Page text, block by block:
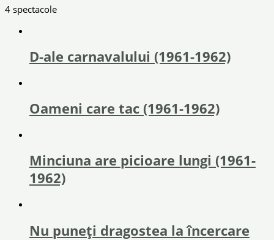
4 spectacole
D-ale carnavalului (1961-1962)
Oameni care tac (1961-1962)
Minciuna are picioare lungi (1961-
1962)
Nu puneți dragostea la încercare